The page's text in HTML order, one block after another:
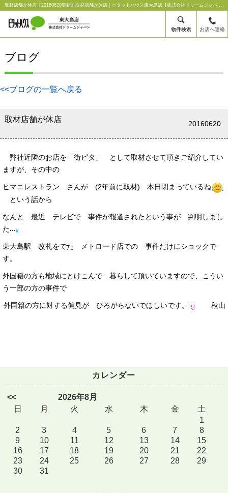
取材店舗が休店【20160620更新】取材店舗が休店｜ピタットハウス東大島店【株式会社ドリームジャパン】
物件検索 お店へ連絡
ブログ
<<ブログの一覧へ戻る
取材店舗が休店 20160620
弊社近隣のお店を「街ピタ」 として取材させて頂きご紹介してい
ますが、その中の
ヒマニレストラン さんが (2年前に取材) 本日閉まっているね
という話から
なんと 最近 テレビで 事件が報道されたという事が 判明しまし
た
東大島駅 改札をでた メトロード店での 事件だけにショックで
す。
外国籍の方も地域にとけこんで 暮らして頂いていますので、こうい
う一部の方の事件で
外国籍の方に対する偏見が ひろがらないでほしいです。 秋山
カレンダー
<<
2026年8月
日
月 火 水 木 金
土
1
2
3 4 5 6 7
8
9
10 11 12 13 14
15
16
17 18 19 20 21
22
23
24 25 26 27 28
29
30
31